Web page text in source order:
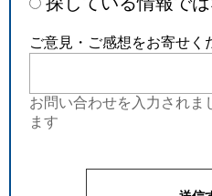
ご意見・ご感想をお寄せく
お問い合わせを入力されま
ます